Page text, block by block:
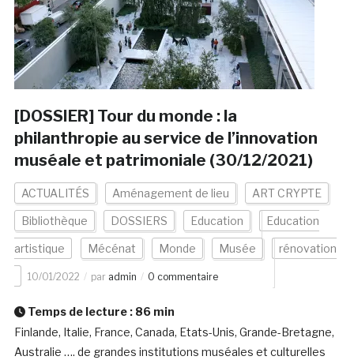
[DOSSIER] Tour du monde : la
philanthropie au service de l’innovation
muséale et patrimoniale (30/12/2021)
ACTUALITÉS Aménagement de lieu ART CRYPTE
Bibliothèque DOSSIERS Education Education
artistique Mécénat Monde Musée rénovation
10/01/2022 par admin 0 commentaire
Temps de lecture : 86 min
Finlande, Italie, France, Canada, Etats-Unis, Grande-Bretagne,
Australie …. de grandes institutions muséales et culturelles